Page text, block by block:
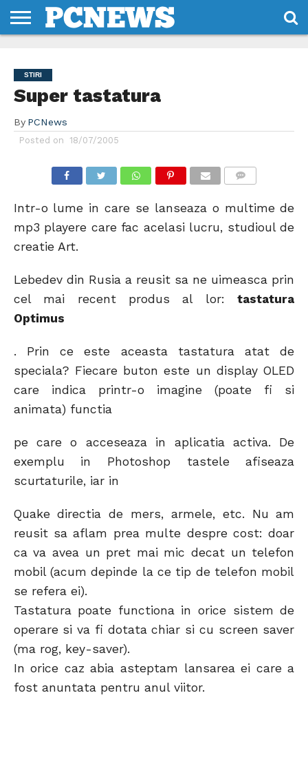
NOI
SI
CONDITII
STIRI
Super tastatura
By PCNews
Posted on 18/07/2005
Intr-o lume in care se lanseaza o multime de
mp3 playere care fac acelasi lucru, studioul de
creatie Art.
Lebedev din Rusia a reusit sa ne uimeasca prin
cel mai recent produs al lor:tastatura
Optimus
. Prin ce este aceasta tastatura atat de
speciala? Fiecare buton este un display OLED
care indica printr-o imagine (poate fi si
animata) functia
pe care o acceseaza in aplicatia activa. De
exemplu in Photoshop tastele afiseaza
scurtaturile, iar in
Quake directia de mers, armele, etc. Nu am
reusit sa aflam prea multe despre cost: doar
ca va avea un pret mai mic decat un telefon
mobil (acum depinde la ce tip de telefon mobil
se refera ei).
Tastatura poate functiona in orice sistem de
operare si va fi dotata chiar si cu screen saver
(ma rog, key-saver).
In orice caz abia asteptam lansarea ei care a
fost anuntata pentru anul viitor.